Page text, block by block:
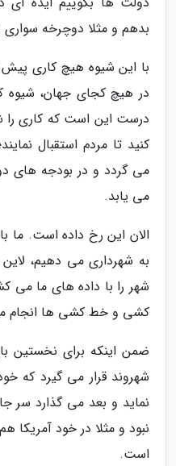
بدهم و مثلا دوچرخه سواری
با این شیوه هیچ کاری پیش
در هیچ کجای جهان،
درست این است که کاری را
کنید تا مردم استقبال
می گردد و در بودجه های
می یابد.
الان این رخ داده است.
به شهرداری می دهیم،
شهر را با داده های ما می
کشی و خط کشی ها انجام
ضمن اینکه برای نخستین
شهروند قرار می گیرد که
نماید و بعد می گذارد سر
است.